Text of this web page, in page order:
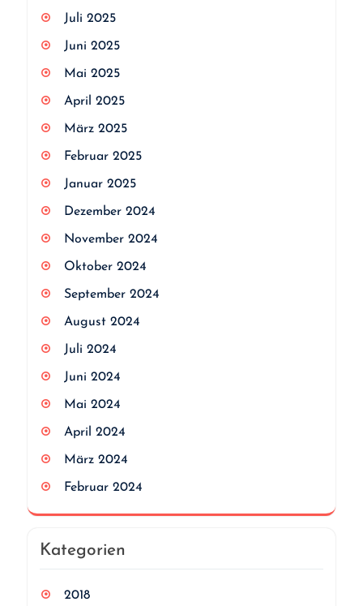
Juli 2025
Juni 2025
Mai 2025
April 2025
März 2025
Februar 2025
Januar 2025
Dezember 2024
November 2024
Oktober 2024
September 2024
August 2024
Juli 2024
Juni 2024
Mai 2024
April 2024
März 2024
Februar 2024
Kategorien
2018